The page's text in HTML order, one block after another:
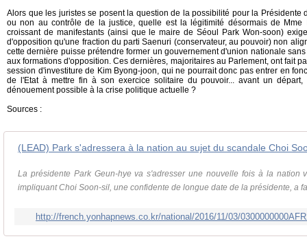
Alors que les juristes se posent la question de la possibilité pour la Présidente
ou non au contrôle de la justice, quelle est la légitimité désormais de Mme
croissant de manifestants (ainsi que le maire de Séoul Park Won-soon)
d'opposition qu'une fraction du parti Saenuri (conservateur, au pouvoir) non
cette dernière puisse prétendre former un gouvernement d'union nationale
aux formations d'opposition. Ces dernières, majoritaires au Parlement, ont fait
session d'investiture de Kim Byong-joon, qui ne pourrait donc pas entrer en
de l'Etat à mettre fin à son exercice solitaire du pouvoir... avant un
dénouement possible à la crise politique actuelle ?
Sources :
(LEAD) Park s'adressera à la nation au sujet du scandale Choi
La présidente Park Geun-hye va s'adresser une nouvelle fois à la nation
impliquant Choi Soon-sil, une confidente de longue date de la présidente, a
http://french.yonhapnews.co.kr/national/2016/11/03/